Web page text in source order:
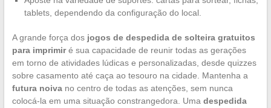
tablets, dependendo da configuração do local.
A grande força dos jogos de despedida de solteira gratuitos
para imprimiré sua capacidade de reunir todas as gerações
em torno de atividades lúdicas e personalizadas, desde quizzes
sobre casamento até caça ao tesouro na cidade. Mantenha a
futura noivano centro de todas as atenções, sem nunca
colocá-la em uma situação constrangedora. Uma despedida